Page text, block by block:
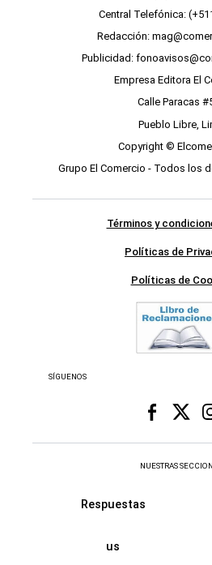
Central Telefónica:
Redacción:
Publicidad:
Empresa Editora El
Calle Paracas
Pueblo Libre,
Copyright ©
Grupo El Comercio - Todos los
Términos y
Políticas de
Políticas de
SÍGUENOS
NUESTRAS
Respuestas
us